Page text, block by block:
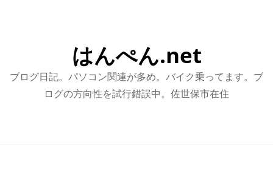
はんぺん.net
ブログ日記。パソコン関連が多め。バイク乗ってます。ブ
ログの方向性を試行錯誤中。佐世保市在住